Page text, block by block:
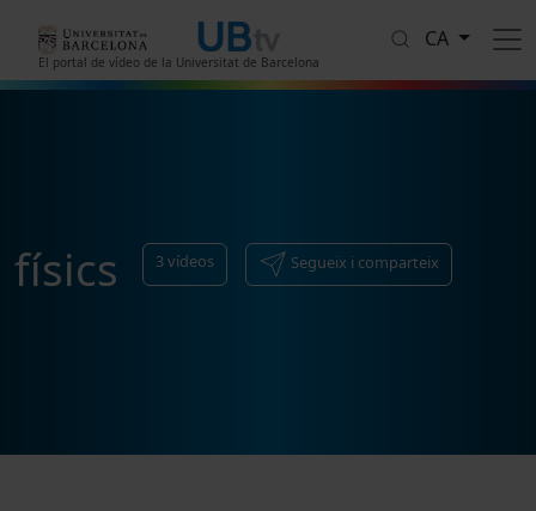
El portal de vídeo de la Universitat de Barcelona
CA
físics 3vídeos Segueix i comparteix